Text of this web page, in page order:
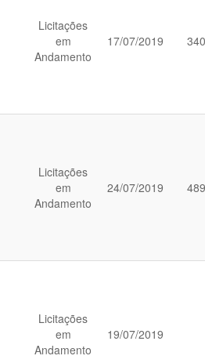
Licitações
em
Andamento
17/07/2019
Licitações
em
Andamento
24/07/2019
Licitações
em
Andamento
19/07/2019